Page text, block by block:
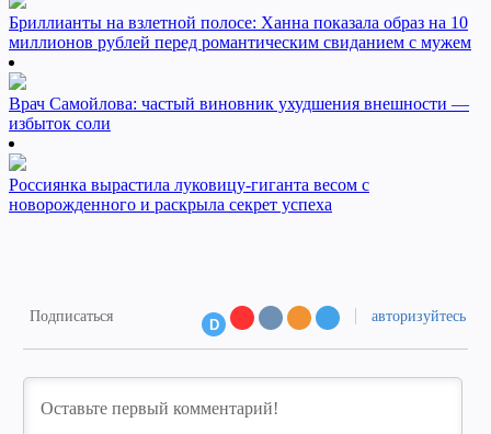
Бриллианты на взлетной полосе: Ханна показала образ на 10
миллионов рублей перед романтическим свиданием с мужем
Врач Самойлова: частый виновник ухудшения внешности —
избыток соли
Россиянка вырастила луковицу-гиганта весом с
новорожденного и раскрыла секрет успеха
Подписаться
D
авторизуйтесь